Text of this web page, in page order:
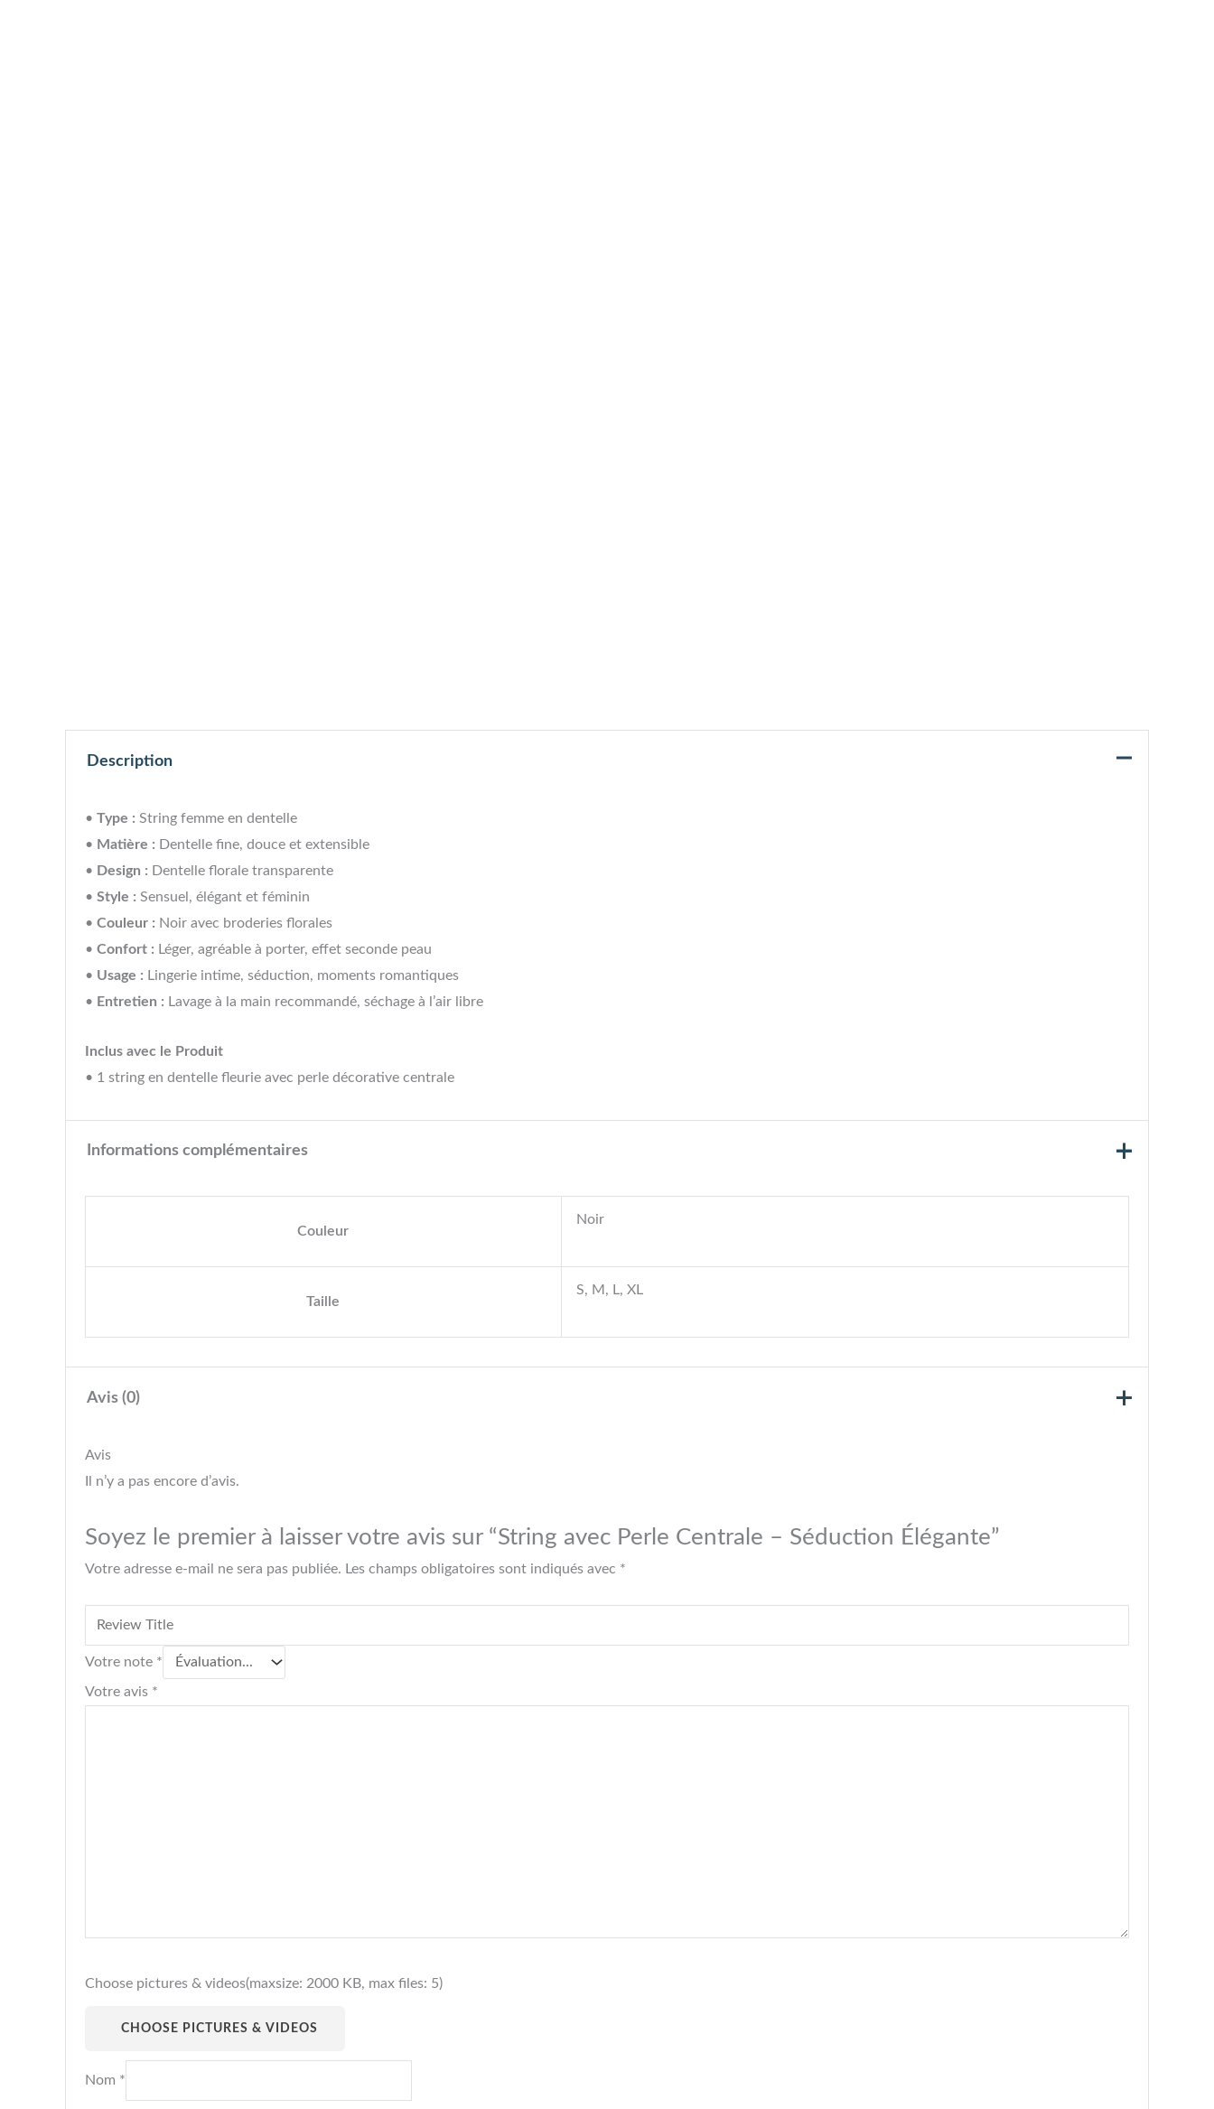
Description
• Type : String femme en dentelle
• Matière : Dentelle fine, douce et extensible
• Design : Dentelle florale transparente
• Style : Sensuel, élégant et féminin
• Couleur : Noir avec broderies florales
• Confort : Léger, agréable à porter, effet seconde peau
• Usage : Lingerie intime, séduction, moments romantiques
• Entretien : Lavage à la main recommandé, séchage à l’air libre
Inclus avec le Produit
• 1 string en dentelle fleurie avec perle décorative centrale
Informations complémentaires
Couleur
Noir
Taille
S, M, L, XL
Avis (0)
Avis
Il n’y a pas encore d’avis.
Soyez le premier à laisser votre avis sur “String avec Perle Centrale – Séduction Élégante”
Votre adresse e-mail ne sera pas publiée. Les champs obligatoires sont indiqués avec *
Votre note *
Votre avis *
Choose pictures & videos(maxsize: 2000 KB, max files: 5)
CHOOSE PICTURES & VIDEOS
Nom *